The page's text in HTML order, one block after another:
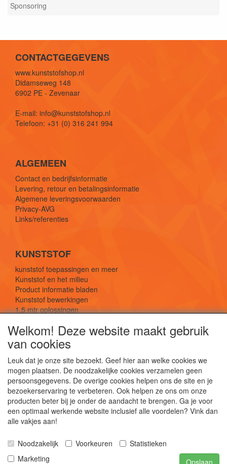
Sponsoring
CONTACTGEGEVENS
www.kunststofshop.nl
Didamseweg 148
6902 PE - Zevenaar
E-mail: info@kunststofshop.nl
Telefoon: +31 (0) 316 241 994
ALGEMEEN
Contact en bedrijfsinformatie
Levering, retour en betalingsinformatie
Algemene leveringsvoorwaarden
Privacy-AVG
Links/referenties
KUNSTSTOF
kunststof toepassingen en meer
Kunststof en het milieu
Product informatie bladen
Kunststof bewerkingen
1,5 mtr oplossingen
SOCIALE MEDIA
De webshop voor kunststof platen, folies, buizen
duurzame oplossingen.
Welkom! Deze website maakt gebruik
van cookies
Leuk dat je onze site bezoekt. Geef hier aan welke cookies we
mogen plaatsen. De noodzakelijke cookies verzamelen geen
persoonsgegevens. De overige cookies helpen ons de site en je
bezoekerservaring te verbeteren. Ook helpen ze ons om onze
producten beter bij je onder de aandacht te brengen. Ga je voor
een optimaal werkende website inclusief alle voordelen? Vink dan
alle vakjes aan!
Noodzakelijk Voorkeuren
Statistieken
Marketing
Opslaan